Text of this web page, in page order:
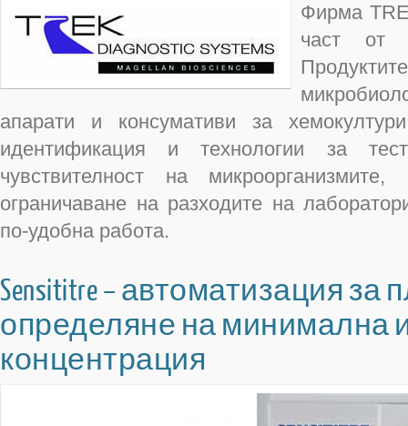
Фирма
част от
апарати и консумативи за
идентификация и технологии за
чувствителност на
ограничаване на разходите на
по-удобна работа.
Sensititre – автоматизация за
определяне на минимална
концентрация